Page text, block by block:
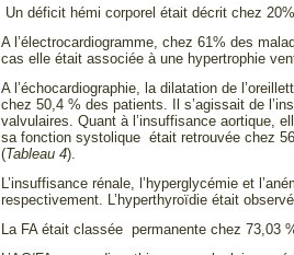
Un déficit hémi corporel était décrit chez
A l’électrocardiogramme, chez 61% des
cas elle était associée à une hypertrophie
A l’échocardiographie, la dilatation de
chez 50,4 % des patients. Il s’agissait de
valvulaires. Quant à l’insuffisance aortique,
sa fonction systolique était retrouvée chez
(Tableau 4).
L’insuffisance rénale, l’hyperglycémie et
respectivement. L’hyperthyroïdie était
La FA était classée permanente chez 73,03